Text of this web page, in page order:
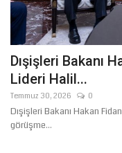
Dışişleri Bakanı
Lideri Halil...
Temmuz 30, 2026 0
Dışişleri Bakanı Hakan
görüşme...